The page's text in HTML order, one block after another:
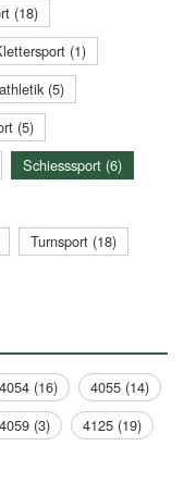
(18)
(1)
(5)
(5)
Schiesssport (6)
Turnsport (18)
4054 (16)
4055 (14)
4059 (3)
4125 (19)